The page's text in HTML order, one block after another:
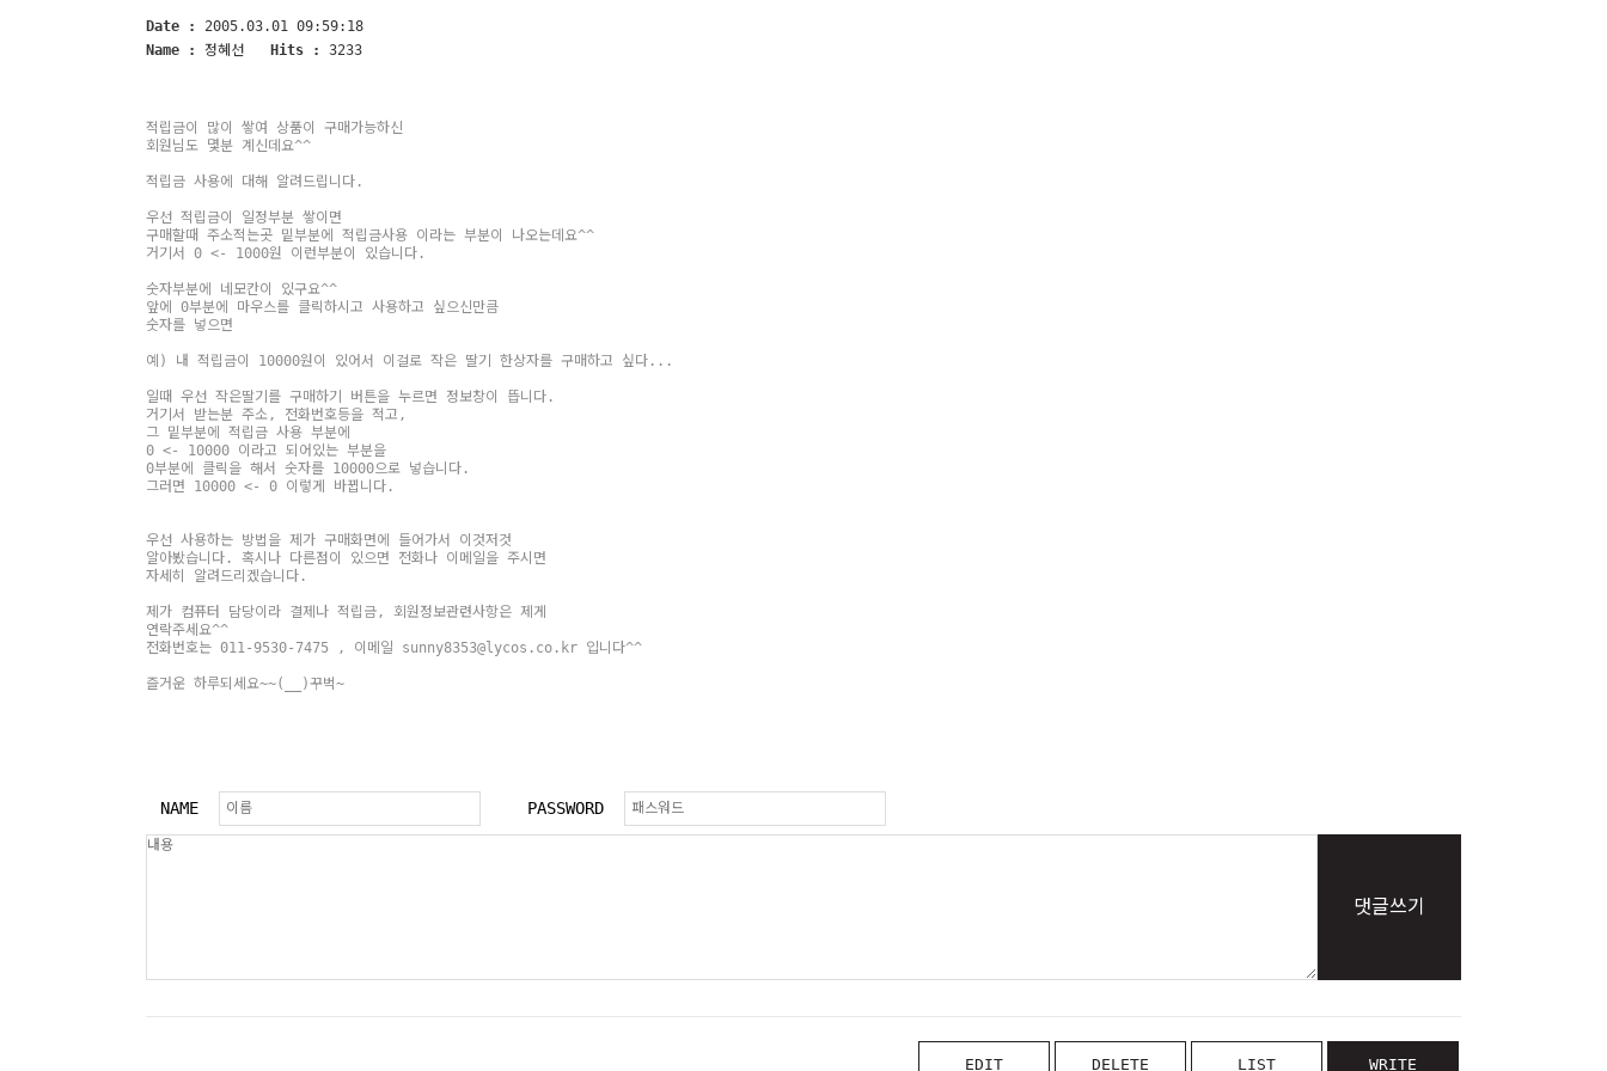
Date :
2005.03.01 09:59:18
Name :
정혜선 Hits : 3233
적립금이 많이 쌓여 상품이 구매가능하신
회원님도 몇분 계신데요^^
적립금 사용에 대해 알려드립니다.
우선 적립금이 일정부분 쌓이면
구매할때 주소적는곳 밑부분에 적립금사용 이라는 부분이 나오는데요^^
거기서 0 <- 1000원 이런부분이 있습니다.
숫자부분에 네모칸이 있구요^^
앞에 0부분에 마우스를 클릭하시고 사용하고 싶으신만큼
숫자를 넣으면
예) 내 적립금이 10000원이 있어서 이걸로 작은 딸기 한상자를 구매하고 싶다...
일때 우선 작은딸기를 구매하기 버튼을 누르면 정보창이 뜹니다.
거기서 받는분 주소, 전화번호등을 적고,
그 밑부분에 적립금 사용 부분에
0 <- 10000 이라고 되어있는 부분을
0부분에 클릭을 해서 숫자를 10000으로 넣습니다.
그러면 10000 <- 0 이렇게 바뀝니다.
우선 사용하는 방법을 제가 구매화면에 들어가서 이것저것
알아봤습니다. 혹시나 다른점이 있으면 전화나 이메일을 주시면
자세히 알려드리겠습니다.
제가 컴퓨터 담당이라 결제나 적립금, 회원정보관련사항은 제게
연락주세요^^
전화번호는 011-9530-7475 , 이메일 sunny8353@lycos.co.kr 입니다^^
즐거운 하루되세요~~(__)꾸벅~
NAME PASSWORD
댓글쓰기
EDIT DELETE LIST WRITE